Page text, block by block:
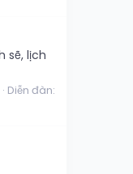
sẽ, lịch
Diễn đàn: